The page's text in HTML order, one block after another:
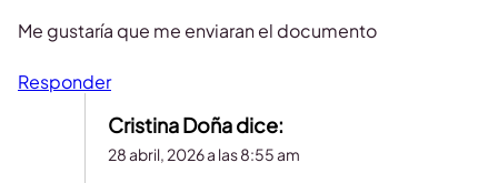
Me gustaría que me enviaran el documento
Responder
Cristina Doñadice:
28 abril, 2026 a las 8:55 am